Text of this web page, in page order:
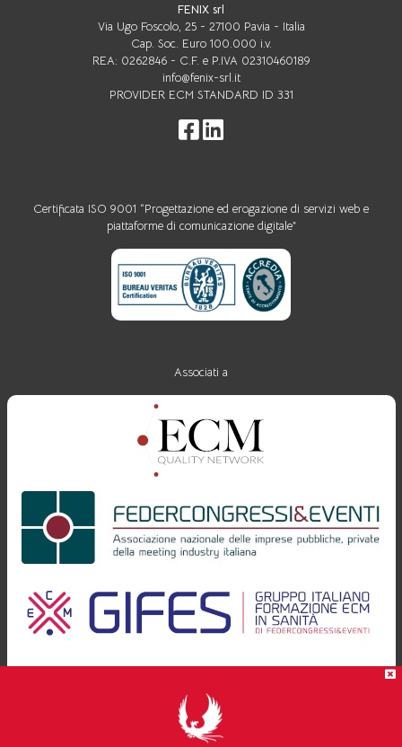
FENIX srl
Via Ugo Foscolo, 25 - 27100 Pavia - Italia
Cap. Soc. Euro 100.000 i.v.
REA: 0262846 - C.F. e P.IVA 02310460189
info@fenix-srl.it
PROVIDER ECM STANDARD ID 331
Certificata ISO 9001 “Progettazione ed erogazione di servizi web e
piattaforme di comunicazione digitale”
Associati a
Progettazione e realizzazione